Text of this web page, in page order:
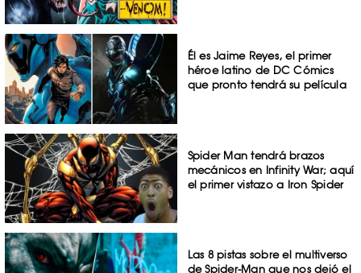
Él es Jaime Reyes, el primer
héroe latino de DC Cómics
que pronto tendrá su película
Spider Man tendrá brazos
mecánicos en Infinity War; aquí
el primer vistazo a Iron Spider
Las 8 pistas sobre el multiverso
de Spider-Man que nos dejó el